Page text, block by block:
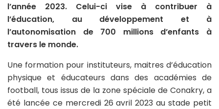
l’année 2023. Celui-ci vise à contribuer à
l’éducation, au développement et à
l’autonomisation de 700 millions d’enfants à
travers le monde.
Une formation pour instituteurs, maitres d’éducation
physique et éducateurs dans des académies de
football, tous issus de la zone spéciale de Conakry, a
été lancée ce mercredi 26 avril 2023 au stade petit